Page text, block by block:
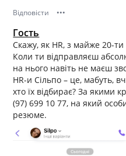
Відповісти •••
Гость
Скажу, як HR, з майже 20-
Коли ти відправляєш
на нього навіть не маєш
HR-и Сільпо – це, мабуть,
хто їх відбирає? За якими
(97) 699 10 77, на який
резюме.